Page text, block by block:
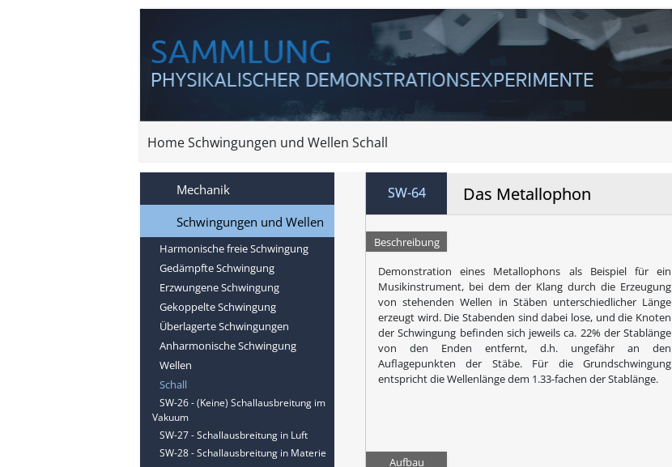
HomeSchwingungen und Wellen Schall
Mechanik
Schwingungen und Wellen
Harmonische freie Schwingung
Gedämpfte Schwingung
Erzwungene Schwingung
Gekoppelte Schwingung
Überlagerte Schwingungen
Anharmonische Schwingung
Wellen
Schall
SW-26 - (Keine) Schallausbreitung im
Vakuum
SW-27 - Schallausbreitung in Luft
SW-28 - Schallausbreitung in Materie
SW-64 Das Metallophon
Beschreibung
Demonstration eines Metallophons als Beispiel für ein
Musikinstrument, bei dem der Klang durch die Erzeugung
von stehenden Wellen in Stäben unterschiedlicher Länge
erzeugt wird. Die Stabenden sind dabei lose, und die Knoten
der Schwingung befinden sich jeweils ca. 22% der Stablänge
von den Enden entfernt, d.h. ungefähr an den
Auflagepunkten der Stäbe. Für die Grundschwingung
entspricht die Wellenlänge dem 1.33-fachen der Stablänge.
Aufbau